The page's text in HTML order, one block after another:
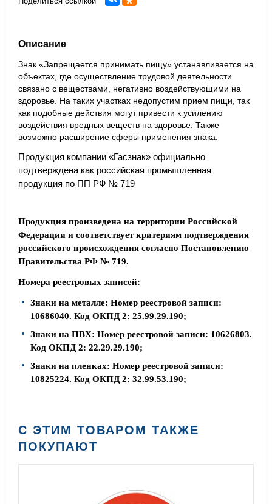
Описание
Знак «Запрещается принимать пищу» устанавливается на
объектах, где осуществление трудовой деятельности
связано с веществами, негативно воздействующими на
здоровье. На таких участках недопустим прием пищи, так
как подобные действия могут привести к усилению
воздействия вредных веществ на здоровье. Также
возможно расширение сферы применения знака.
Продукция компании «Гасзнак» официально
подтверждена как российская промышленная
продукция по ПП РФ № 719
Продукция произведена на территории Российской
Федерации и соответствует критериям подтверждения
российского происхождения согласно Постановлению
Правительства РФ № 719.
Номера реестровых записей:
Знаки на металле: Номер реестровой записи:
10686040. Код ОКПД 2: 25.99.29.190;
Знаки на ПВХ: Номер реестровой записи: 10626803.
Код ОКПД 2: 22.29.29.190;
Знаки на пленках: Номер реестровой записи:
10825224. Код ОКПД 2: 32.99.53.190;
С ЭТИМ ТОВАРОМ ТАКЖЕ
ПОКУПАЮТ